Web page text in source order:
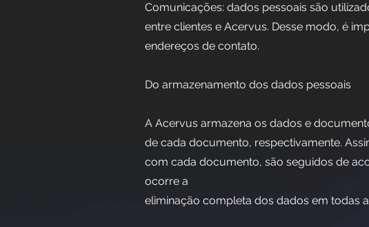
Comunicações: dados pessoais são
entre clientes e Acervus. Desse modo, é
endereços de contato.
Do armazenamento dos dados pessoais
A Acervus armazena os dados e
de cada documento, respectivamente.
com cada documento, são seguidos de
ocorre a
eliminação completa dos dados em todas